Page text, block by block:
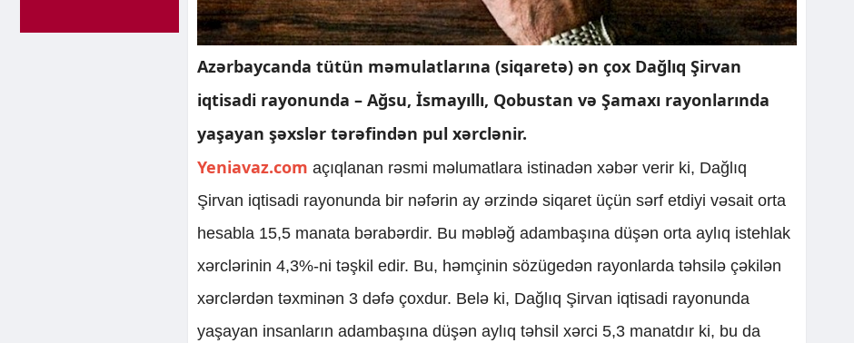
Azərbaycanda tütün məmulatlarına (siqaretə) ən çox Dağlıq Şirvan
iqtisadi rayonunda – Ağsu, İsmayıllı, Qobustan və Şamaxı rayonlarında
yaşayan şəxslər tərəfindən pul xərclənir.
Yeniavaz.com açıqlanan rəsmi məlumatlara istinadən xəbər verir ki, Dağlıq
Şirvan iqtisadi rayonunda bir nəfərin ay ərzində siqaret üçün sərf etdiyi vəsait orta
hesabla 15,5 manata bərabərdir. Bu məbləğ adambaşına düşən orta aylıq istehlak
xərclərinin 4,3%-ni təşkil edir. Bu, həmçinin sözügedən rayonlarda təhsilə çəkilən
xərclərdən təxminən 3 dəfə çoxdur. Belə ki, Dağlıq Şirvan iqtisadi rayonunda
yaşayan insanların adambaşına düşən aylıq təhsil xərci 5,3 manatdır ki, bu da